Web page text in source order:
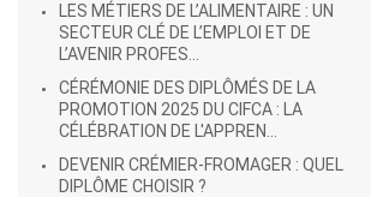
LES MÉTIERS DE L’ALIMENTAIRE : UN
SECTEUR CLÉ DE L’EMPLOI ET DE
L’AVENIR PROFES...
CÉRÉMONIE DES DIPLÔMÉS DE LA
PROMOTION 2025 DU CIFCA : LA
CÉLÉBRATION DE L'APPREN...
DEVENIR CRÉMIER-FROMAGER : QUEL
DIPLÔME CHOISIR ?